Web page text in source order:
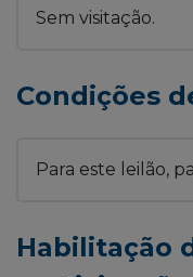
Sem visitação.
Condições
Para este leilão,
Habilitação